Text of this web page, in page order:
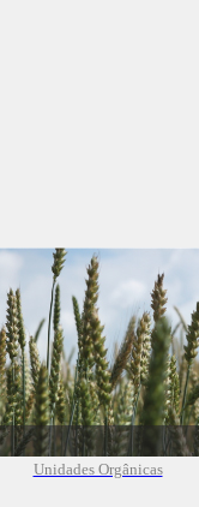
Unidades Orgânicas